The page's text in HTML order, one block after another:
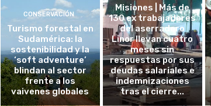
CONSERVACIÓN
Turismo forestal en
Sudamérica: la
sostenibilidad y la
‘soft adventure’
blindan al sector
frente a los
vaivenes globales
Misiones | Más de
130 ex trabajadores
del aserradero
Linor llevan cuatro
meses sin
respuestas por sus
deudas salariales e
indemnizaciones
tras el cierre...